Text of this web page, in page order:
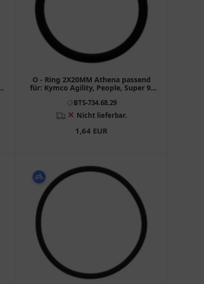
O - Ring 2X20MM Athena passend
für: Kymco Agility, People, Super 9,
BTS-734.68.29
❌ Nicht lieferbar.
1,64 EUR